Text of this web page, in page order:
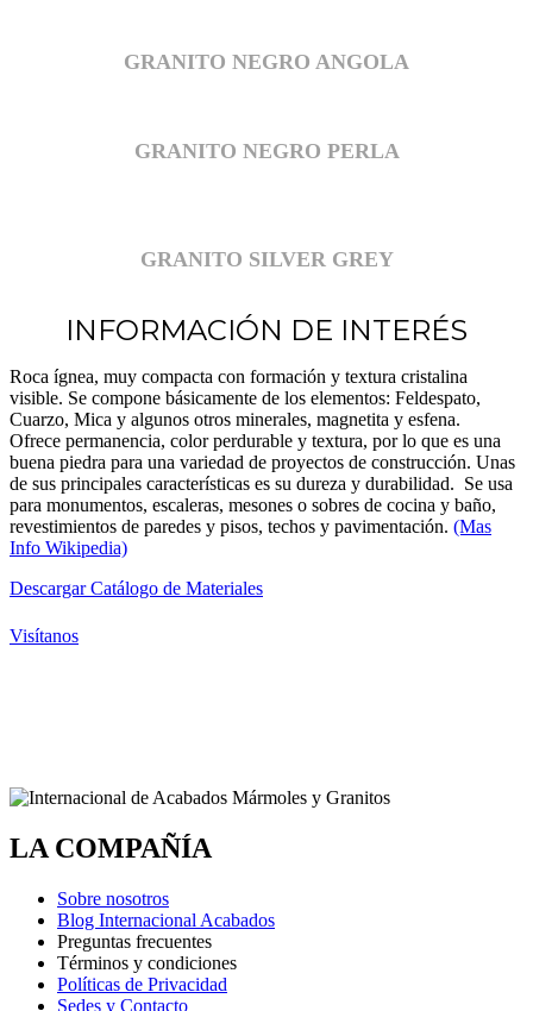
GRANITO NEGRO ANGOLA
GRANITO NEGRO PERLA
GRANITO SILVER GREY
INFORMACIÓN DE INTERÉS
Roca ígnea, muy compacta con formación y textura cristalina
visible. Se compone básicamente de los elementos: Feldespato,
Cuarzo, Mica y algunos otros minerales, magnetita y esfena.
Ofrece permanencia, color perdurable y textura, por lo que es una
buena piedra para una variedad de proyectos de construcción. Unas
de sus principales características es su dureza y durabilidad. Se usa
para monumentos, escaleras, mesones o sobres de cocina y baño,
revestimientos de paredes y pisos, techos y pavimentación. (Mas
Info Wikipedia)
Descargar Catálogo de Materiales
Visítanos
LA COMPAÑÍA
Sobre nosotros
Blog Internacional Acabados
Preguntas frecuentes
Términos y condiciones
Políticas de Privacidad
Sedes y Contacto